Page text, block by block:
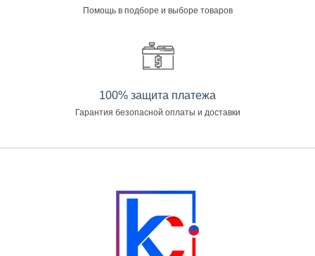
Помощь в подборе и выборе товаров
100% защита платежа
Гарантия безопасной оплаты и доставки